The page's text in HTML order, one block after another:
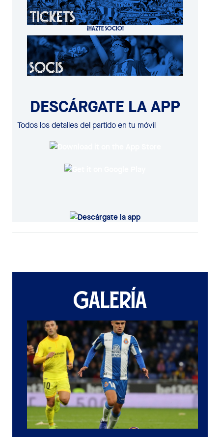
¡HAZTE SOCIO!
DESCÁRGATE LA APP
Todos los detalles del partido en tu móvil
GALERÍA